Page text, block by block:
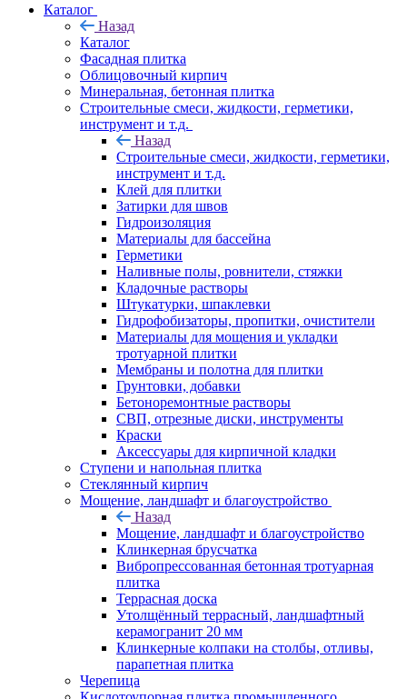
Каталог
Назад
Каталог
Фасадная плитка
Облицовочный кирпич
Минеральная, бетонная плитка
Строительные смеси, жидкости, герметики,
инструмент и т.д.
Назад
Строительные смеси, жидкости, герметики,
инструмент и т.д.
Клей для плитки
Затирки для швов
Гидроизоляция
Материалы для бассейна
Герметики
Наливные полы, ровнители, стяжки
Кладочные растворы
Штукатурки, шпаклевки
Гидрофобизаторы, пропитки, очистители
Материалы для мощения и укладки
тротуарной плитки
Мембраны и полотна для плитки
Грунтовки, добавки
Бетоноремонтные растворы
СВП, отрезные диски, инструменты
Краски
Аксессуары для кирпичной кладки
Ступени и напольная плитка
Cтеклянный кирпич
Мощение, ландшафт и благоустройство
Назад
Мощение, ландшафт и благоустройство
Клинкерная брусчатка
Вибропрессованная бетонная тротуарная
плитка
Террасная доска
Утолщённый террасный, ландшафтный
керамогранит 20 мм
Клинкерные колпаки на столбы, отливы,
парапетная плитка
Черепица